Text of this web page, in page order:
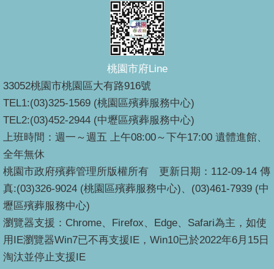
桃園市府Line
33052桃園市桃園區大有路916號
TEL1:(03)325-1569 (桃園區殯葬服務中心)
TEL2:(03)452-2944 (中壢區殯葬服務中心)
上班時間：週一～週五 上午08:00～下午17:00 遺體進館、
全年無休
桃園市政府殯葬管理所版權所有 更新日期：112-09-14 傳
真:(03)326-9024 (桃園區殯葬服務中心)、(03)461-7939 (中
壢區殯葬服務中心)
瀏覽器支援：Chrome、Firefox、Edge、Safari為主，如使
用IE瀏覽器Win7已不再支援IE，Win10已於2022年6月15日
淘汰並停止支援IE